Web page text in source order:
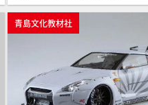
青島文化教材社